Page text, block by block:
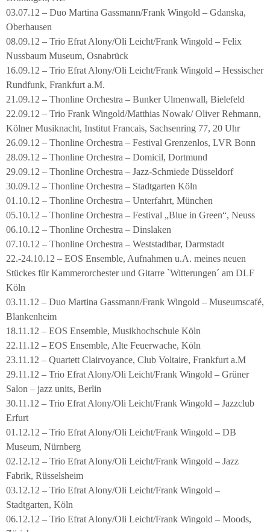
03.07.12 – Duo Martina Gassmann/Frank Wingold – Gdanska,
Oberhausen
08.09.12 – Trio Efrat Alony/Oli Leicht/Frank Wingold – Felix
Nussbaum Museum, Osnabrück
16.09.12 – Trio Efrat Alony/Oli Leicht/Frank Wingold – Hessischer
Rundfunk, Frankfurt a.M.
21.09.12 – Thonline Orchestra – Bunker Ulmenwall, Bielefeld
22.09.12 – Trio Frank Wingold/Matthias Nowak/ Oliver Rehmann,
Kölner Musiknacht, Institut Francais, Sachsenring 77, 20 Uhr
26.09.12 – Thonline Orchestra – Festival Grenzenlos, LVR Bonn
28.09.12 – Thonline Orchestra – Domicil, Dortmund
29.09.12 – Thonline Orchestra – Jazz-Schmiede Düsseldorf
30.09.12 – Thonline Orchestra – Stadtgarten Köln
01.10.12 – Thonline Orchestra – Unterfahrt, München
05.10.12 – Thonline Orchestra – Festival „Blue in Green“, Neuss
06.10.12 – Thonline Orchestra – Dinslaken
07.10.12 – Thonline Orchestra – Weststadtbar, Darmstadt
22.-24.10.12 – EOS Ensemble, Aufnahmen u.A. meines neuen
Stückes für Kammerorchester und Gitarre `Witterungen´ am DLF
Köln
03.11.12 – Duo Martina Gassmann/Frank Wingold – Museumscafé,
Blankenheim
18.11.12 – EOS Ensemble, Musikhochschule Köln
22.11.12 – EOS Ensemble, Alte Feuerwache, Köln
23.11.12 – Quartett Clairvoyance, Club Voltaire, Frankfurt a.M
29.11.12 – Trio Efrat Alony/Oli Leicht/Frank Wingold – Grüner
Salon – jazz units, Berlin
30.11.12 – Trio Efrat Alony/Oli Leicht/Frank Wingold – Jazzclub
Erfurt
01.12.12 – Trio Efrat Alony/Oli Leicht/Frank Wingold – DB
Museum, Nürnberg
02.12.12 – Trio Efrat Alony/Oli Leicht/Frank Wingold – Jazz
Fabrik, Rüsselsheim
03.12.12 – Trio Efrat Alony/Oli Leicht/Frank Wingold –
Stadtgarten, Köln
06.12.12 – Trio Efrat Alony/Oli Leicht/Frank Wingold – Moods,